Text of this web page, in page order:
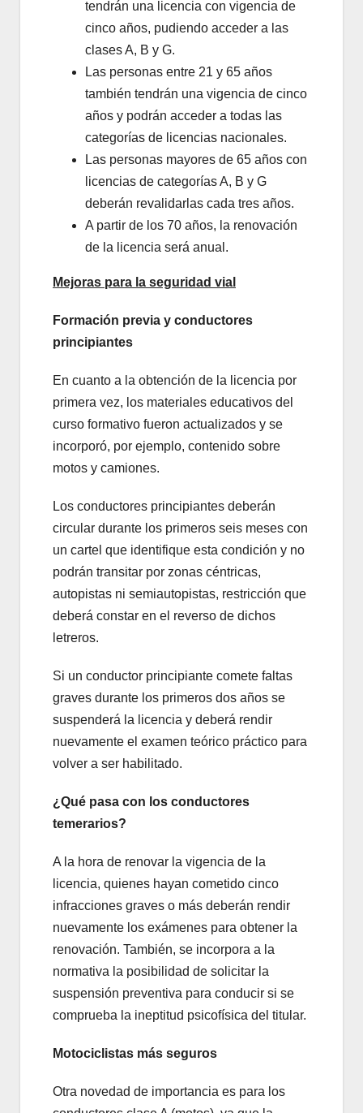
tendrán una licencia con vigencia de
cinco años, pudiendo acceder a las
clases A, B y G.
Las personas entre 21 y 65 años
también tendrán una vigencia de cinco
años y podrán acceder a todas las
categorías de licencias nacionales.
Las personas mayores de 65 años con
licencias de categorías A, B y G
deberán revalidarlas cada tres años.
A partir de los 70 años, la renovación
de la licencia será anual.
Mejoras para la seguridad vial
Formación previa y conductores
principiantes
En cuanto a la obtención de la licencia por
primera vez, los materiales educativos del
curso formativo fueron actualizados y se
incorporó, por ejemplo, contenido sobre
motos y camiones.
Los conductores principiantes deberán
circular durante los primeros seis meses con
un cartel que identifique esta condición y no
podrán transitar por zonas céntricas,
autopistas ni semiautopistas, restricción que
deberá constar en el reverso de dichos
letreros.
Si un conductor principiante comete faltas
graves durante los primeros dos años se
suspenderá la licencia y deberá rendir
nuevamente el examen teórico práctico para
volver a ser habilitado.
¿Qué pasa con los conductores
temerarios?
A la hora de renovar la vigencia de la
licencia, quienes hayan cometido cinco
infracciones graves o más deberán rendir
nuevamente los exámenes para obtener la
renovación. También, se incorpora a la
normativa la posibilidad de solicitar la
suspensión preventiva para conducir si se
comprueba la ineptitud psicofísica del titular.
Motociclistas más seguros
Otra novedad de importancia es para los